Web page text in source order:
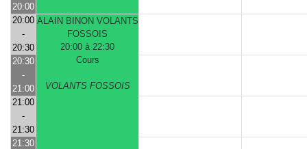
20:00
20:00
-
20:30
ALAIN BINON VOLANTS
FOSSOIS
20:00 à 22:30
Cours
VOLANTS FOSSOIS
20:30
-
21:00
21:00
-
21:30
21:30